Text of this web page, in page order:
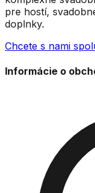
pre hostí,
doplnky.
Chcete s nami
Informácie o